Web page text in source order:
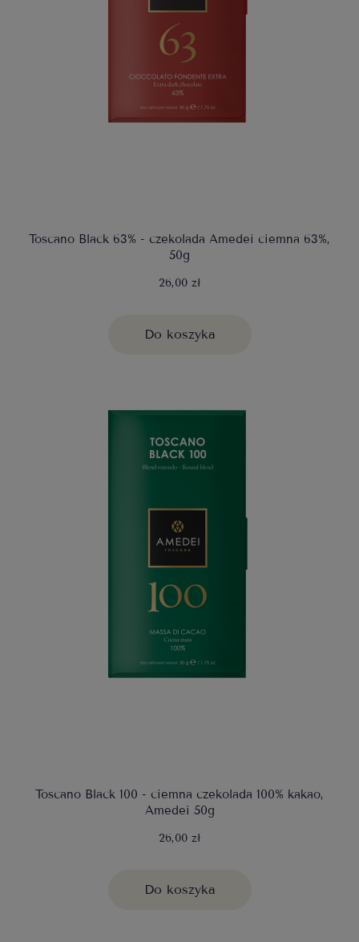
Toscano Black 63% - czekolada Amedei ciemna 63%,
50g
26,00 zł
Do koszyka
Toscano Black 100 - ciemna czekolada 100% kakao,
Amedei 50g
26,00 zł
Do koszyka